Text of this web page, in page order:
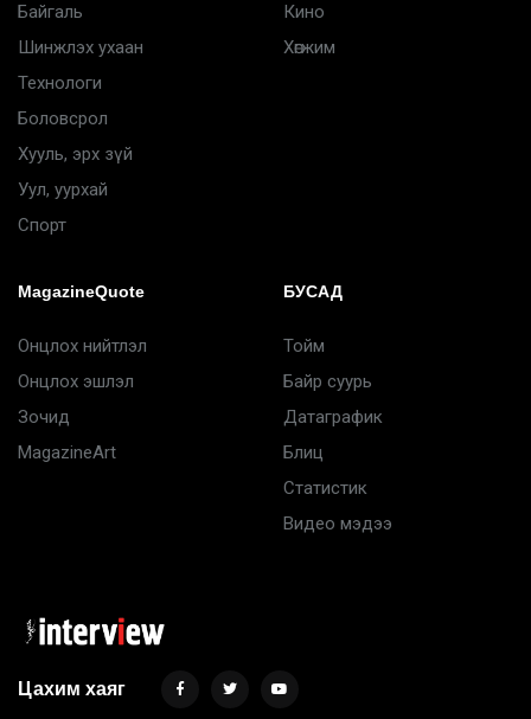
Байгаль
Шинжлэх ухаан
Технологи
Боловсрол
Хууль, эрх зүй
Уул, уурхай
Спорт
Кино
Хөгжим
MagazineQuote
Онцлох нийтлэл
Онцлох эшлэл
Зочид
MagazineArt
БУСАД
Тойм
Байр суурь
Датаграфик
Блиц
Статистик
Видео мэдээ
Цахим хаяг